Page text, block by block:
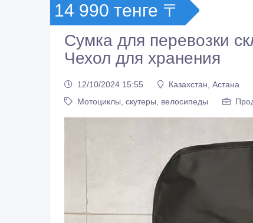
14 990 тенге 〒
Сумка для перевозки
Чехол для хранения
12/10/2024 15:55
Казахстан, Астана
Мотоциклы, скутеры, велосипеды